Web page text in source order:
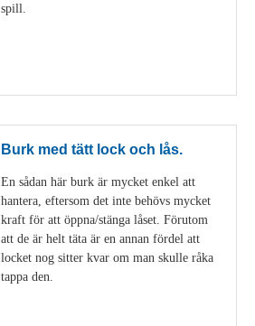
spill.
Burk med tätt lock och lås.
En sådan här burk är mycket enkel att
hantera, eftersom det inte behövs mycket
kraft för att öppna/stänga låset. Förutom
att de är helt täta är en annan fördel att
locket nog sitter kvar om man skulle råka
tappa den.